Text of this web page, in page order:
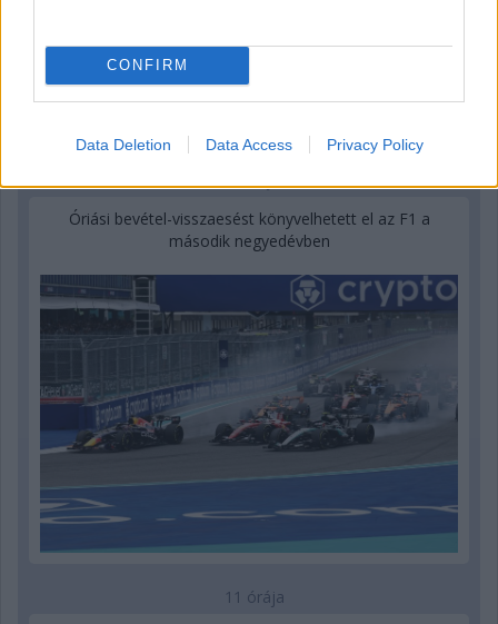
CONFIRM
Data Deletion Data Access Privacy Policy
Óriási bevétel-visszaesést könyvelhetett el az F1 a
második negyedévben
11 órája